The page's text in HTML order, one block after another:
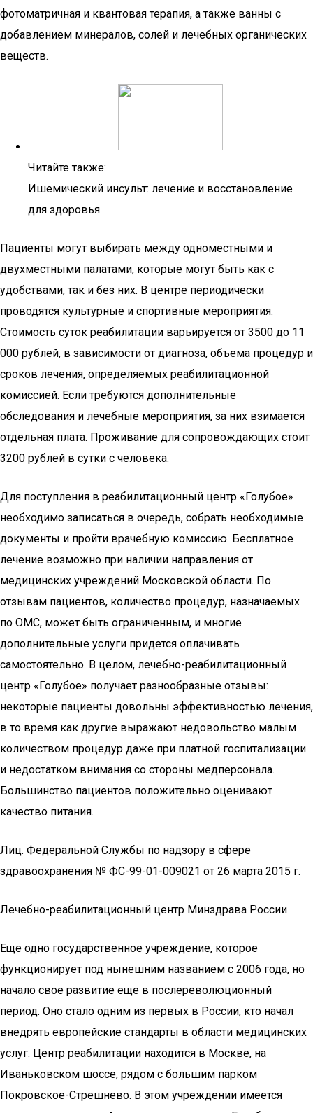
фотоматричная и квантовая терапия, а также ванны с
добавлением минералов, солей и лечебных органических
веществ.
Читайте также:
Ишемический инсульт: лечение и восстановление
для здоровья
Пациенты могут выбирать между одноместными и
двухместными палатами, которые могут быть как с
удобствами, так и без них. В центре периодически
проводятся культурные и спортивные мероприятия.
Стоимость суток реабилитации варьируется от 3500 до 11
000 рублей, в зависимости от диагноза, объема процедур и
сроков лечения, определяемых реабилитационной
комиссией. Если требуются дополнительные
обследования и лечебные мероприятия, за них взимается
отдельная плата. Проживание для сопровождающих стоит
3200 рублей в сутки с человека.
Для поступления в реабилитационный центр «Голубое»
необходимо записаться в очередь, собрать необходимые
документы и пройти врачебную комиссию. Бесплатное
лечение возможно при наличии направления от
медицинских учреждений Московской области. По
отзывам пациентов, количество процедур, назначаемых
по ОМС, может быть ограниченным, и многие
дополнительные услуги придется оплачивать
самостоятельно. В целом, лечебно-реабилитационный
центр «Голубое» получает разнообразные отзывы:
некоторые пациенты довольны эффективностью лечения,
в то время как другие выражают недовольство малым
количеством процедур даже при платной госпитализации
и недостатком внимания со стороны медперсонала.
Большинство пациентов положительно оценивают
качество питания.
Лиц. Федеральной Службы по надзору в сфере
здравоохранения № ФС-99-01-009021 от 26 марта 2015 г.
Лечебно-реабилитационный центр Минздрава России
Еще одно государственное учреждение, которое
функционирует под нынешним названием с 2006 года, но
начало свое развитие еще в послереволюционный
период. Оно стало одним из первых в России, кто начал
внедрять европейские стандарты в области медицинских
услуг. Центр реабилитации находится в Москве, на
Иваньковском шоссе, рядом с большим парком
Покровское-Стрешнево. В этом учреждении имеется